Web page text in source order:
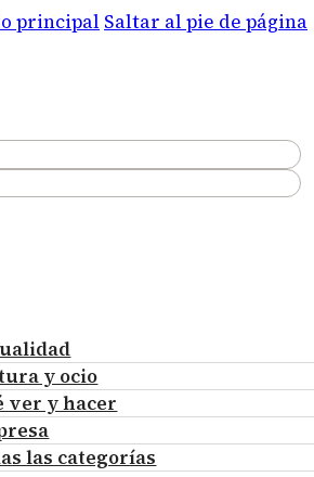
principal Saltar al pie de página
y ocio
ver y hacer
las categorías